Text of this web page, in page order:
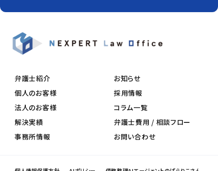
弁護士紹介
個人のお客様
法人のお客様
解決実績
事務所情報
お知らせ
採用情報
コラム一覧
弁護士費用 / 相談フロー
お問い合わせ